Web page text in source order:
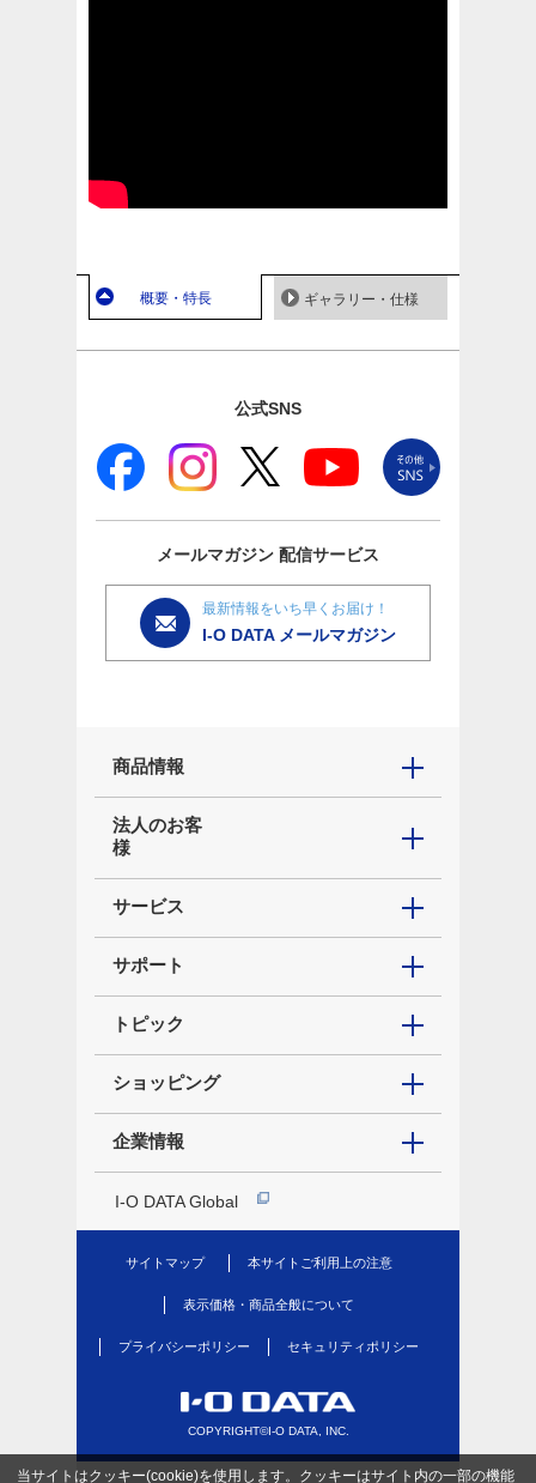
概要・特長 ギャラリー・仕様
公式SNS
メールマガジン 配信サービス
最新情報をいち早くお届け！
I-O DATA メールマガジン
商品情報
法人のお客
様
サービス
サポート
トピック
ショッピング
企業情報
I-O DATA Global
サイトマップ 本サイトご利用上の注意
表示価格・商品全般について
プライバシーポリシー セキュリティポリシー
COPYRIGHT©I-O DATA, INC.
当サイトはクッキー(cookie)を使用します。クッキーはサイト内の一部の機能